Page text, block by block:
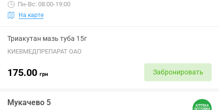
Пн-Вс: 08:00-19:00
На карте
Триакутан мазь туба 15г
КИЕВМЕДПРЕПАРАТ ОАО
175.00 грн Забронировать
Мукачево 5